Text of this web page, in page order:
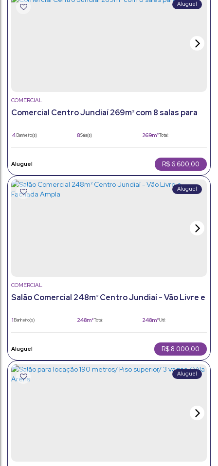
Comercial Centro Jundiaí 269m² com 8 salas para
COMERCIAL
R$ 6.600,00
4Banheiro(s) 8Sala(s) Total:
269m²
Salão Comercial 248m² Centro Jundiaí - Vão Livre e
COMERCIAL
R$ 8.000,00
1Banheiro(s) Total:
248m² Útil:
248m²